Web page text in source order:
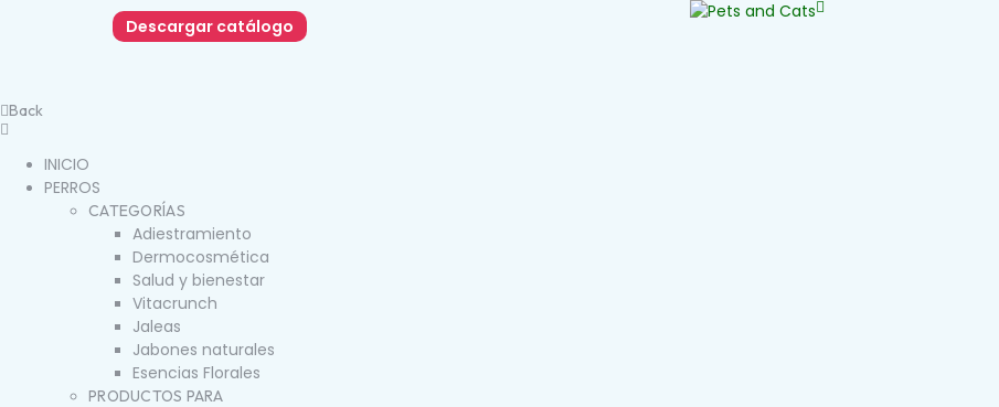
Descargar catálogo
Back
INICIO
PERROS
CATEGORÍAS
Adiestramiento
Dermocosmética
Salud y bienestar
Vitacrunch
Jaleas
Jabones naturales
Esencias Florales
PRODUCTOS PARA